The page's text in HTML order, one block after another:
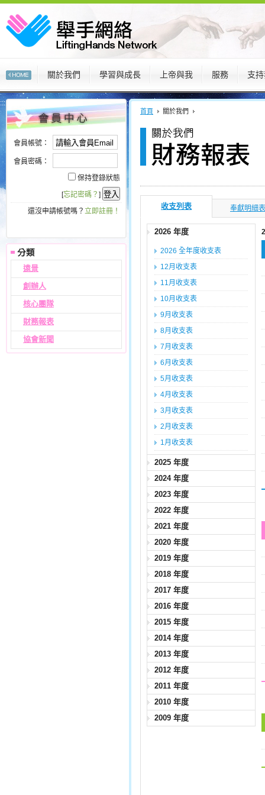
關於我們 學習與成長 上帝與我 服務 支
:::
會員帳號：
會員密碼：
保持登錄狀態
[忘記密碼？ ]
還沒申請帳號嗎？ 立即註冊！
遠景
創辦人
核心團隊
財務報表
協會新聞
:::
首頁 關於我們
收支列表 奉獻明細表
2026 年度
2026 全年度收支表
12月收支表
11月收支表
10月收支表
9月收支表
8月收支表
7月收支表
6月收支表
5月收支表
4月收支表
3月收支表
2月收支表
1月收支表
2025 年度
2024 年度
2023 年度
2022 年度
2021 年度
2020 年度
2019 年度
2018 年度
2017 年度
2016 年度
2015 年度
2014 年度
2013 年度
2012 年度
2011 年度
2010 年度
2009 年度